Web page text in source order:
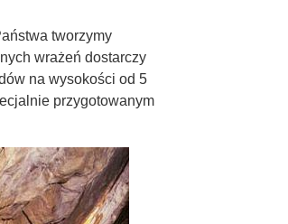
tworzymy
wrażeń dostarczy
na wysokości od 5
przygotowanym